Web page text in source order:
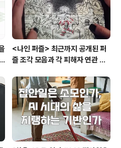
<나인 퍼즐> 최근까지 공개된 퍼
즐 조각 모음과 각 피해자 연관 관